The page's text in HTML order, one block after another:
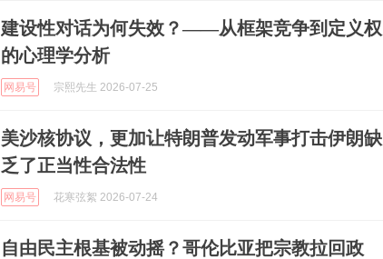
建设性对话为何失效？——从框架竞争到定义权
的心理学分析
网易号 宗熙先生 2026-07-25
美沙核协议，更加让特朗普发动军事打击伊朗缺
乏了正当性合法性
网易号 花寒弦絮 2026-07-24
自由民主根基被动摇？哥伦比亚把宗教拉回政